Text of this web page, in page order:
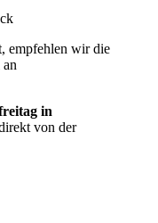
empfehlen wir die
in
von der